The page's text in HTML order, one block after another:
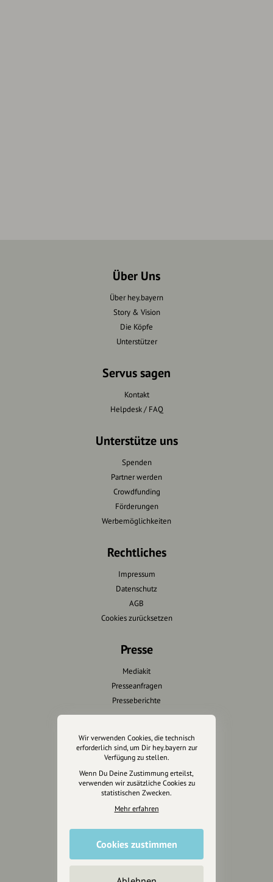
Über Uns
Über hey.bayern
Story & Vision
Die Köpfe
Unterstützer
Servus sagen
Kontakt
Helpdesk / FAQ
Unterstütze uns
Spenden
Partner werden
Crowdfunding
Förderungen
Werbemöglichkeiten
Rechtliches
Impressum
Datenschutz
AGB
Cookies zurücksetzen
Presse
Mediakit
Presseanfragen
Presseberichte
Wir unterstützen Euch
Fotografie & mehr
Marketing
Design & Branding
Anakin Design
Unterstütze
unsere Plattform
Wir verwenden Cookies, die technisch
erforderlich sind, um Dir hey.bayern zur
Verfügung zu stellen.
Wenn Du Deine Zustimmung erteilst,
verwenden wir zusätzliche Cookies zu
statistischen Zwecken.
Mehr erfahren
Cookies zustimmen